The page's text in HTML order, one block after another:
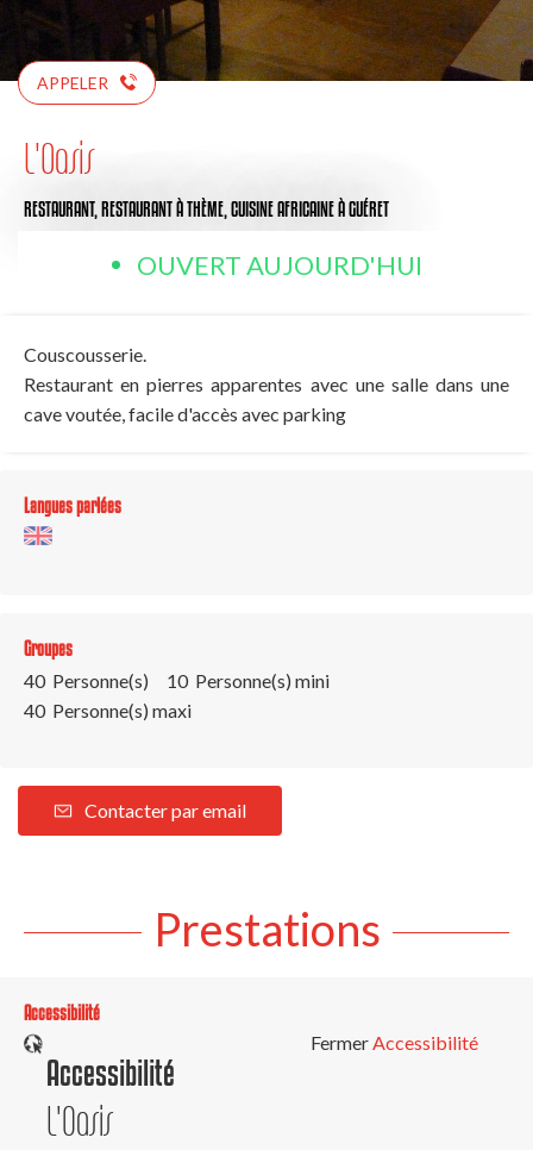
APPELER
L'Oasis
RESTAURANT, RESTAURANT À THÈME, CUISINE AFRICAINEÀ GUÉRET
OUVERT AUJOURD'HUI
Couscousserie.
Restaurant en pierres apparentes avec une salle dans une
cave voutée, facile d'accès avec parking
Langues parlées
Groupes
40 Personne(s)
10 Personne(s) mini
40 Personne(s) maxi
Contacter par email
Prestations
Accessibilité
Fermer
Accessibilité
L'Oasis
Accessibilité